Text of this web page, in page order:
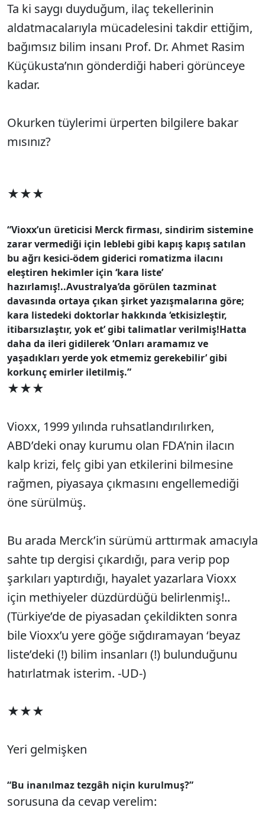
Ta ki saygı duyduğum, ilaç tekellerinin
aldatmacalarıyla mücadelesini takdir ettiğim,
bağımsız bilim insanı Prof. Dr. Ahmet Rasim
Küçükusta’nın gönderdiği haberi görünceye
kadar.
Okurken tüylerimi ürperten bilgilere bakar
mısınız?
★★★
“Vioxx’un üreticisi Merck firması, sindirim sistemine
zarar vermediği için leblebi gibi kapış kapış satılan
bu ağrı kesici-ödem giderici romatizma ilacını
eleştiren hekimler için ‘kara liste’
hazırlamış!..Avustralya’da görülen tazminat
davasında ortaya çıkan şirket yazışmalarına göre;
kara listedeki doktorlar hakkında ‘etkisizleştir,
itibarsızlaştır, yok et’ gibi talimatlar verilmiş!Hatta
daha da ileri gidilerek ‘Onları aramamız ve
yaşadıkları yerde yok etmemiz gerekebilir’ gibi
korkunç emirler iletilmiş.”
★★★
Vioxx, 1999 yılında ruhsatlandırılırken,
ABD’deki onay kurumu olan FDA’nin ilacın
kalp krizi, felç gibi yan etkilerini bilmesine
rağmen, piyasaya çıkmasını engellemediği
öne sürülmüş.
Bu arada Merck’in sürümü arttırmak amacıyla
sahte tıp dergisi çıkardığı, para verip pop
şarkıları yaptırdığı, hayalet yazarlara Vioxx
için methiyeler düzdürdüğü belirlenmiş!..
(Türkiye’de de piyasadan çekildikten sonra
bile Vioxx’u yere göğe sığdıramayan ‘beyaz
liste’deki (!) bilim insanları (!) bulunduğunu
hatırlatmak isterim. -UD-)
★★★
Yeri gelmişken
“Bu inanılmaz tezgâh niçin kurulmuş?”
sorusuna da cevap verelim: